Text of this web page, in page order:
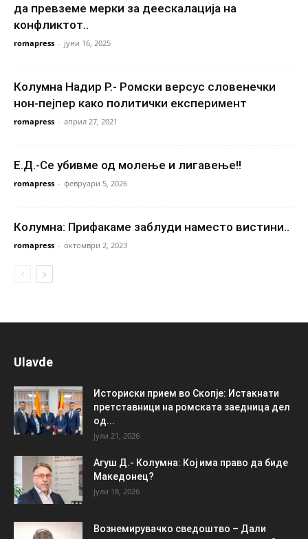
да превземе мерки за деескалација на
конфликтот..
romapress - јуни 16, 2025
Колумна Надир Р.- Ромски версус словенечки
нон-пејпер како политички експеримент
romapress - април 27, 2021
Е.Д.-Се убивме од молење и лигавење!!
romapress - февруари 5, 2026
Колумна: Прифакаме заблуди наместо вистини..
romapress - октомври 2, 2023
Ulavde
Историски прием во Скопје: Истакнати
претставници на ромската заедница дел
од...
јули 21, 2026
Агуш Д.- Колумна: Кој има право да биде
Македонец?
јули 18, 2026
Вознемирувачко сведоштво – Дали